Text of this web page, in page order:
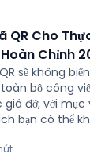
QR Cho
Chỉnh
sẽ không
bộ công
đỡ, với mục
bạn có thể